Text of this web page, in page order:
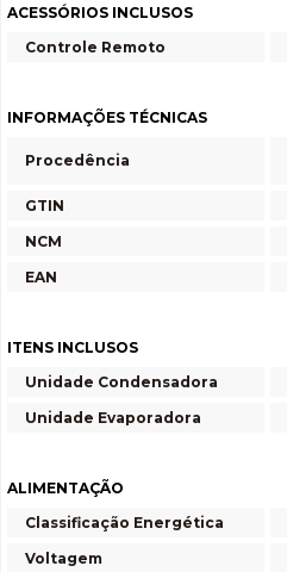
ACESSÓRIOS INCLUSOS
Controle Remoto
INFORMAÇÕES TÉCNICAS
Procedência
GTIN
NCM
EAN
ITENS INCLUSOS
Unidade Condensadora
Unidade Evaporadora
ALIMENTAÇÃO
Classificação Energética
Voltagem